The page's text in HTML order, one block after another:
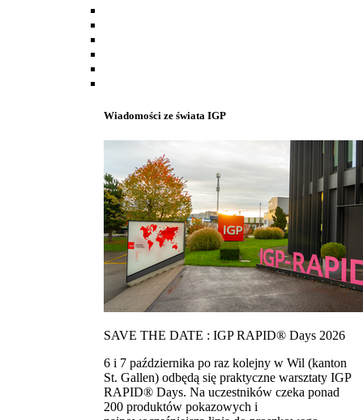
Wiadomości ze świata IGP
SAVE THE DATE : IGP RAPID® Days 2026
6 i 7 października po raz kolejny w Wil (kanton
St. Gallen) odbędą się praktyczne warsztaty IGP
RAPID® Days. Na uczestników czeka ponad
200 produktów pokazowych i